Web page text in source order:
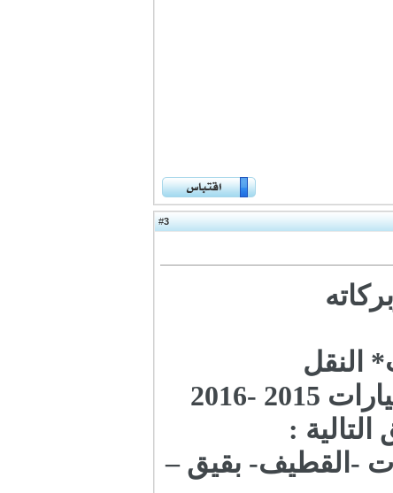
#
3
النقل
*التوصيل اليومي والشهري بأحدث السيارات 2015 -2016
التالية :
-القطيف- بقيق –